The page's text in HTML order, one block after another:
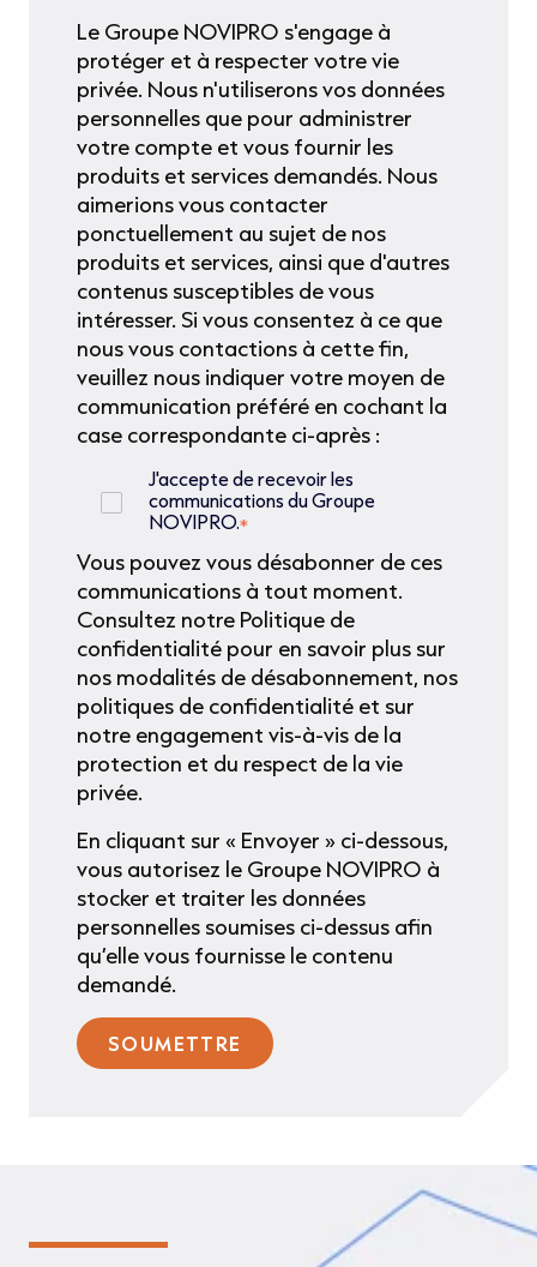
Le Groupe NOVIPRO s'engage à
protéger et à respecter votre vie
privée. Nous n'utiliserons vos données
personnelles que pour administrer
votre compte et vous fournir les
produits et services demandés. Nous
aimerions vous contacter
ponctuellement au sujet de nos
produits et services, ainsi que d'autres
contenus susceptibles de vous
intéresser. Si vous consentez à ce que
nous vous contactions à cette fin,
veuillez nous indiquer votre moyen de
communication préféré en cochant la
case correspondante ci-après :
J'accepte de recevoir les
communications du Groupe
NOVIPRO.*
Vous pouvez vous désabonner de ces
communications à tout moment.
Consultez notre Politique de
confidentialité pour en savoir plus sur
nos modalités de désabonnement, nos
politiques de confidentialité et sur
notre engagement vis-à-vis de la
protection et du respect de la vie
privée.
En cliquant sur « Envoyer » ci-dessous,
vous autorisez le Groupe NOVIPRO à
stocker et traiter les données
personnelles soumises ci-dessus afin
qu’elle vous fournisse le contenu
demandé.